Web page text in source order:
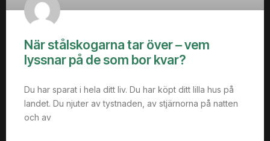
När stålskogarna tar över – vem
lyssnar på de som bor kvar?
Du har sparat i hela ditt liv. Du har köpt ditt lilla hus på
landet. Du njuter av tystnaden, av stjärnorna på natten
och av